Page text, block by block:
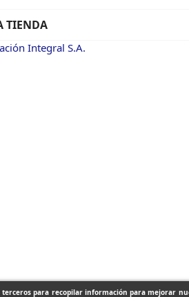
terceros para recopilar información para mejorar
TIENDA
Integral S.A.